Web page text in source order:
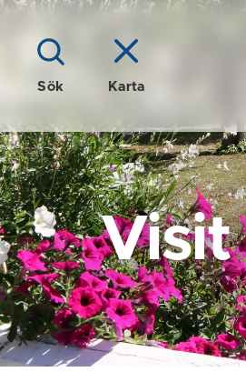
Sök Karta
Visit